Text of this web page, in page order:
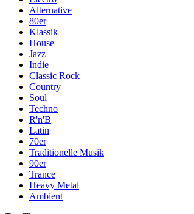
Alternative
80er
Klassik
House
Jazz
Indie
Classic Rock
Country
Soul
Techno
R'n'B
Latin
70er
Traditionelle Musik
90er
Trance
Heavy Metal
Ambient